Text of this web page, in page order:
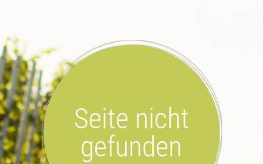
Seite nicht
gefunden